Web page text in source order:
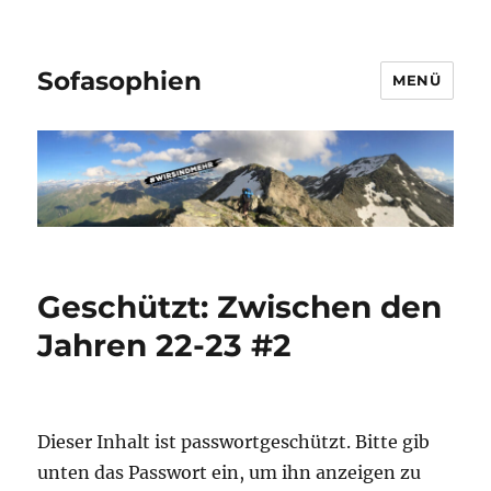
Sofasophien MENÜ
Geschützt: Zwischen den
Jahren 22-23 #2
Dieser Inhalt ist passwortgeschützt. Bitte gib
unten das Passwort ein, um ihn anzeigen zu